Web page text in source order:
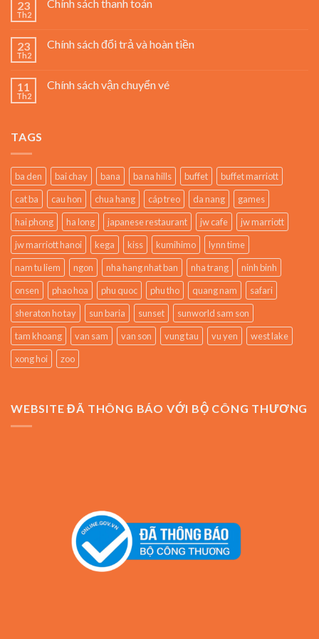
23
Th2
Chính sách thanh toán
23
Th2
Chính sách đổi trả và hoàn tiền
11
Th2
Chính sách vận chuyển vé
TAGS
ba den bai chay bana ba na hills buffet
buffet marriott
cat ba
cau hon chua hang cáp treo da nang
games
hai phong
ha long japanese restaurant jw cafe
jw marriott
jw marriott hanoi
kega kiss kumihimo
lynn time
nam tu liem
ngon nha hang nhat ban nha trang
ninh binh
onsen
phao hoa phu quoc phu tho quang nam
safari
sheraton ho tay
sun baria sunset
sunworld sam son
tam khoang
van sam van son vung tau vu yen
west lake
xong hoi
zoo
WEBSITE ĐÃ THÔNG BÁO VỚI BỘ CÔNG THƯƠNG